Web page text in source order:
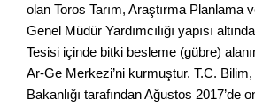
olan Toros Tarım, Araştırma Planlama
Genel Müdür Yardımcılığı yapısı
Tesisi içinde bitki besleme (gübre)
Ar-Ge Merkezi’ni kurmuştur. T.C.
Bakanlığı tarafından Ağustos 2017’de